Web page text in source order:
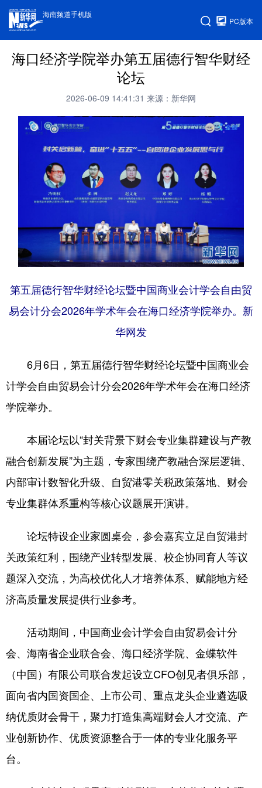
海南频道手机版
PC版本
海口经济学院举办第五届德行智华财经
论坛
2026-06-09 14:41:31 来源：新华网
第五届德行智华财经论坛暨中国商业会计学会自由贸
易会计分会2026年学术年会在海口经济学院举办。新
华网发
6月6日，第五届德行智华财经论坛暨中国商业会
计学会自由贸易会计分会2026年学术年会在海口经济
学院举办。
本届论坛以“封关背景下财会专业集群建设与产教
融合创新发展”为主题，专家围绕产教融合深层逻辑、
内部审计数智化升级、自贸港零关税政策落地、财会
专业集群体系重构等核心议题展开演讲。
论坛特设企业家圆桌会，参会嘉宾立足自贸港封
关政策红利，围绕产业转型发展、校企协同育人等议
题深入交流，为高校优化人才培养体系、赋能地方经
济高质量发展提供行业参考。
活动期间，中国商业会计学会自由贸易会计分
会、海南省企业联合会、海口经济学院、金蝶软件
（中国）有限公司联合发起设立CFO创见者俱乐部，
面向省内国资国企、上市公司、重点龙头企业遴选吸
纳优质财会骨干，聚力打造集高端财会人才交流、产
业创新协作、优质资源整合于一体的专业化服务平
台。